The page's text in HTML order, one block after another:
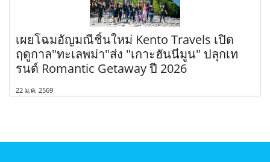
เผยโฉมอัญมณีชิ้นใหม่ Kento Travels เปิด
ฤดูกาล"ทะเลพม่า"ส่ง "เกาะฮันนีมูน" ปลุกเท
รนด์ Romantic Getaway ปี 2026
22 ม.ค. 2569